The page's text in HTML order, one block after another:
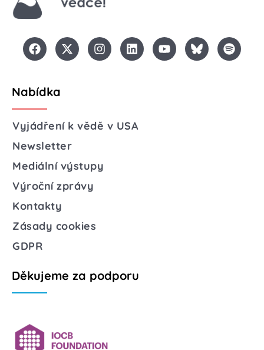
Nabídka
Vyjádření k vědě v USA
Newsletter
Mediální výstupy
Výroční zprávy
Kontakty
Zásady cookies
GDPR
Děkujeme za podporu